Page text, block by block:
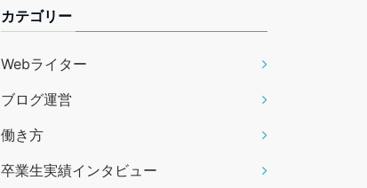
カテゴリー
Webライター
ブログ運営
働き方
卒業生実績インタビュー